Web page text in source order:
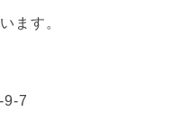
ます。
9-7